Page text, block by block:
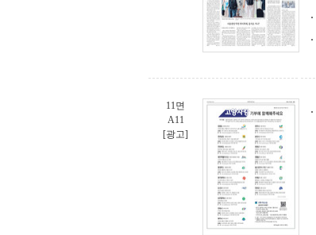
11면
A11
[광고]